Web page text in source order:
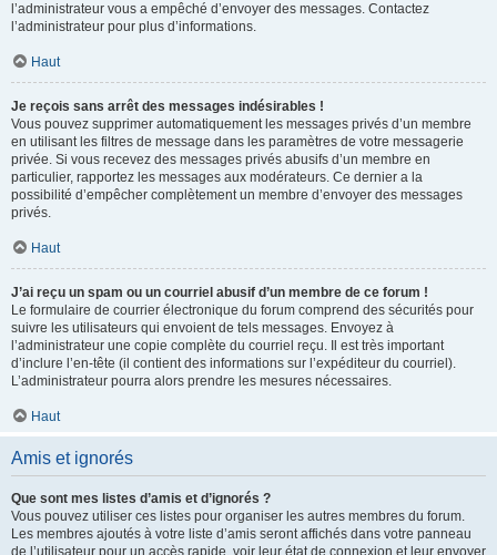
l’administrateur vous a empêché d’envoyer des messages. Contactez
l’administrateur pour plus d’informations.
Haut
Je reçois sans arrêt des messages indésirables !
Vous pouvez supprimer automatiquement les messages privés d’un membre
en utilisant les filtres de message dans les paramètres de votre messagerie
privée. Si vous recevez des messages privés abusifs d’un membre en
particulier, rapportez les messages aux modérateurs. Ce dernier a la
possibilité d’empêcher complètement un membre d’envoyer des messages
privés.
Haut
J’ai reçu un spam ou un courriel abusif d’un membre de ce forum !
Le formulaire de courrier électronique du forum comprend des sécurités pour
suivre les utilisateurs qui envoient de tels messages. Envoyez à
l’administrateur une copie complète du courriel reçu. Il est très important
d’inclure l’en-tête (il contient des informations sur l’expéditeur du courriel).
L’administrateur pourra alors prendre les mesures nécessaires.
Haut
Amis et ignorés
Que sont mes listes d’amis et d’ignorés ?
Vous pouvez utiliser ces listes pour organiser les autres membres du forum.
Les membres ajoutés à votre liste d’amis seront affichés dans votre panneau
de l’utilisateur pour un accès rapide, voir leur état de connexion et leur envoyer